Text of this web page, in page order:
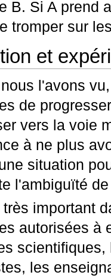
B. Si A prend
tromper sur
et
l'avons
de
vers la voie
à ne plus
situation
l'ambiguïté
important
autorisées à
les